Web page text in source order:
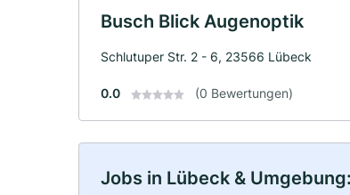
Busch Blick Augenoptik
Schlutuper Str. 2 - 6, 23566 Lübeck
0.0 (0 Bewertungen)
Jobs in Lübeck &